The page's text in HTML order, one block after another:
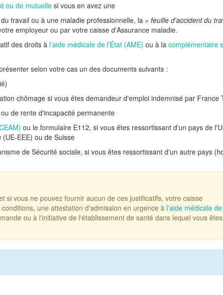
ou de mutuelle si vous en avez une
travail ou à une maladie professionnelle, la « feuille d'accident du
employeur ou par votre caisse d'Assurance maladie.
des droits à l’aide médicale de l'État (AME) ou à la complémentaire
selon votre cas un des documents suivants :
chômage si vous êtes demandeur d'emploi indemnisé par France
de rente d'incapacité permanente
ou le formulaire E112, si vous êtes ressortissant d'un pays de
(UE-EEE) ou de Suisse
de Sécurité sociale, si vous êtes ressortissant d'un autre pays
si vous ne pouvez fournir aucun de ces justificatifs, votre caisse
une attestation d'admission en urgence à l'aide médicale de
ou à l'initiative de l'établissement de santé dans lequel vous êtes